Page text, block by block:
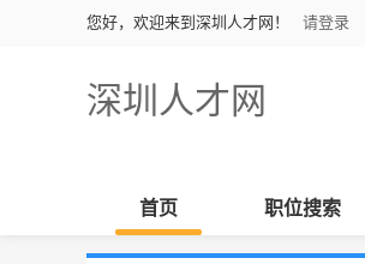
您好，欢迎来到深圳人才网！ 请登录
深圳人才网
首页 职位搜索